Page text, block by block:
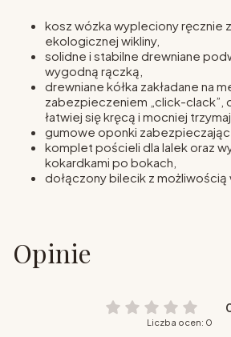
kosz wózka wypleciony ręcznie
ekologicznej wikliny,
solidne i stabilne drewniane
wygodną rączką,
drewniane kółka zakładane na
zabezpieczeniem „click-clack”,
łatwiej się kręcą i mocniej
gumowe oponki
komplet pościeli dla lalek oraz
kokardkami po bokach,
dołączony bilecik z możliwością
Opinie
Liczba ocen: 0